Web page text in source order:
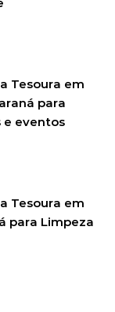
Tesoura em
para
e eventos
Tesoura em
para Limpeza